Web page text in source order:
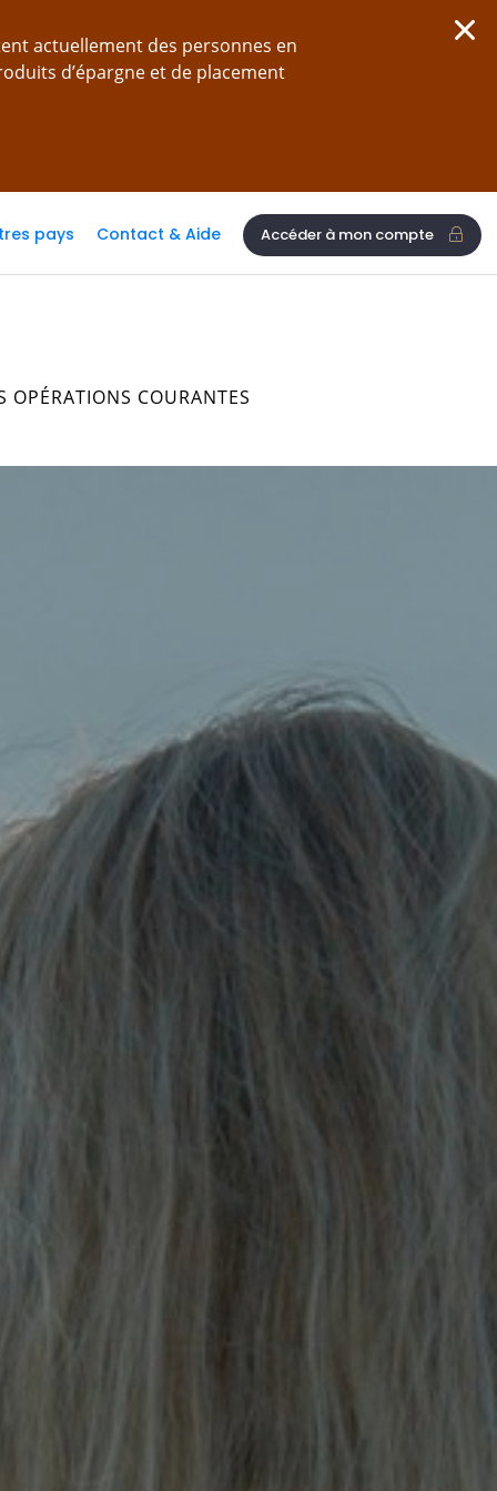
actuellement des personnes en
d’épargne et de placement
pays Contact & Aide Accéder à mon compte
OPÉRATIONS COURANTES